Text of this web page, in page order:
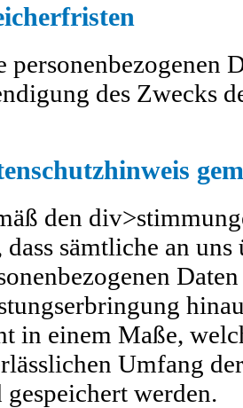
personenbezogenen
des Zwecks
den
dass sämtliche an
in einem Maße,
Umfang
gespeichert werden.